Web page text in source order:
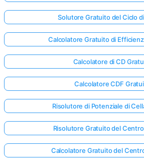
Solutore Gratuito del Ciclo
Calcolatore Gratuito di
Calcolatore di CD
Calcolatore CDF
Risolutore di Potenziale di
Risolutore Gratuito del
Calcolatore Gratuito del